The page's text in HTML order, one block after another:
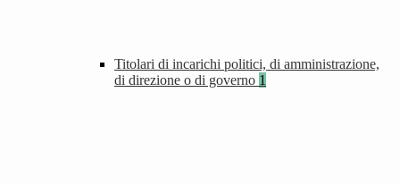
Titolari di incarichi politici, di amministrazione,
di direzione o di governo 1